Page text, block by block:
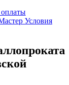
Условия